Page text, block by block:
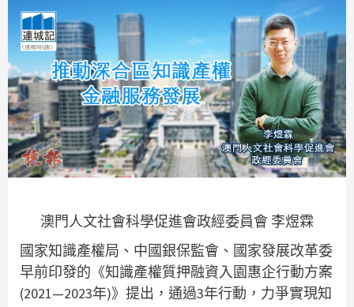
澳門人文社會科學促進會政經委員會 李煜霖
國家知識產權局、中國銀保監會、國家發展改革委
早前印發的《知識產權質押融資入園惠企行動方案
(2021—2023年)》提出，通過3年行動，力爭實現知